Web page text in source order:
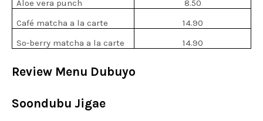
Aloe vera punch
8.50
Café matcha a la carte
14.90
So-berry matcha a la carte
14.90
Review Menu Dubuyo
Soondubu Jigae